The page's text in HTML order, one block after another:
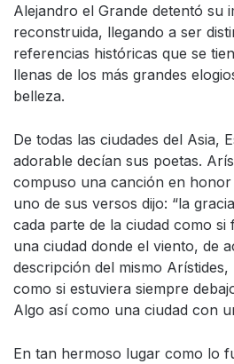
Alejandro el Grande detentó su
reconstruida, llegando a ser
referencias históricas que se
llenas de los más grandes
belleza.
De todas las ciudades del Asia,
adorable decían sus poetas.
compuso una canción en
uno de sus versos dijo: “la
cada parte de la ciudad como si
una ciudad donde el viento, de
descripción del mismo
como si estuviera siempre
Algo así como una ciudad con
En tan hermoso lugar como lo